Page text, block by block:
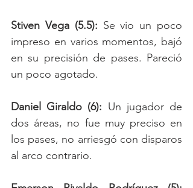
Stiven Vega (5.5): Se vio un poco
impreso en varios momentos, bajó
en su precisión de pases. Pareció
un poco agotado.
Daniel Giraldo (6): Un jugador de
dos áreas, no fue muy preciso en
los pases, no arriesgó con disparos
al arco contrario.